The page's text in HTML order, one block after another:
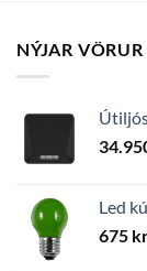
NÝJAR VÖRUR
Led
675